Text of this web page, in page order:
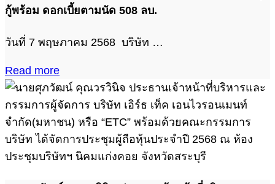
กู้พร้อม ดอกเบี้ยตามนัด 508 ลบ.
วันที่ 7 พฤษภาคม 2568 บริษัท …
Read more